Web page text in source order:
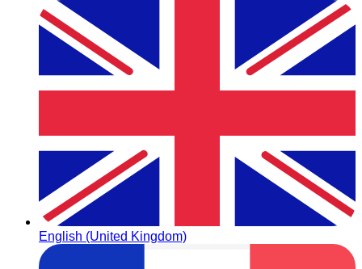
English (United Kingdom)